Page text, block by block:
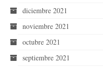
diciembre 2021
noviembre 2021
octubre 2021
septiembre 2021